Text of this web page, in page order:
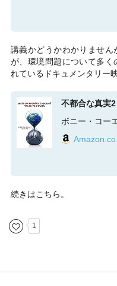
講義かどうかわかりませ
が、環境問題について多く
れているドキュメンタリー
不都合な真実
ボニー・コー
続きはこちら。
1